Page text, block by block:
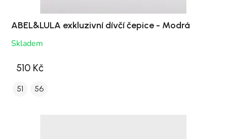
ABEL&LULA exkluzivní dívčí čepice - Modrá
Skladem
510 Kč
51 56